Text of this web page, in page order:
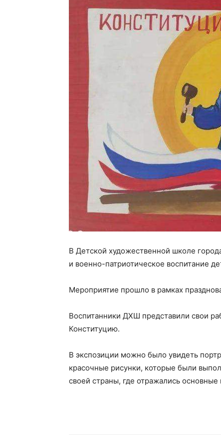
В Детской художественной школе
и военно-патриотическое воспитание
Мероприятие прошло в рамках
Воспитанники ДХШ представили свои
Конституцию.
В экспозиции можно было увидеть
красочные рисунки, которые были
своей страны, где отражались